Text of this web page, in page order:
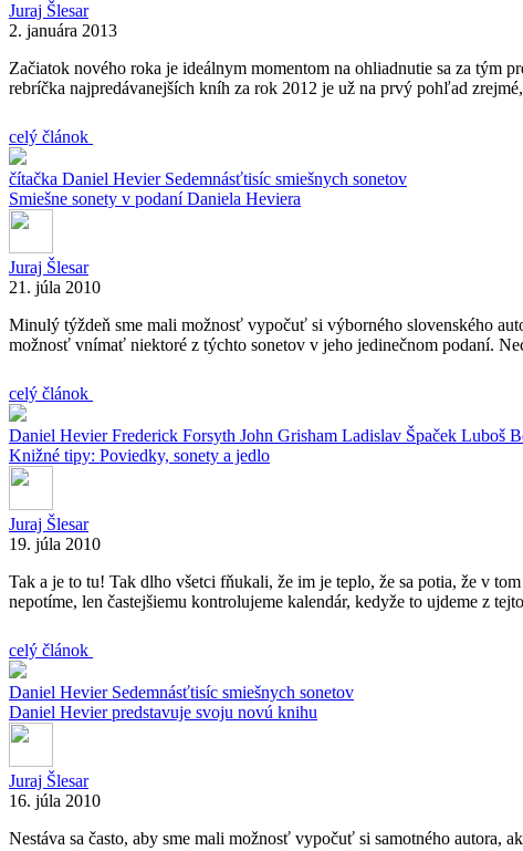
Juraj Šlesar
2. januára 2013
Začiatok nového roka je ideálnym momentom na ohliadnutie sa za tým
rebríčka najpredávanejších kníh za rok 2012 je už na prvý pohľad
celý článok
čítačka Daniel Hevier Sedemnásťtisíc smiešnych sonetov
Smiešne sonety v podaní Daniela Heviera
Juraj Šlesar
21. júla 2010
Minulý týždeň sme mali možnosť vypočuť si výborného slovenského
možnosť vnímať niektoré z týchto sonetov v jeho jedinečnom podaní.
celý článok
Daniel HevierFrederick Forsyth John Grisham Ladislav Špaček Luboš
Knižné tipy: Poviedky, sonety a jedlo
Juraj Šlesar
19. júla 2010
Tak a je to tu! Tak dlho všetci fňukali, že im je teplo, že sa potia, že v
nepotíme, len častejšiemu kontrolujeme kalendár, kedyže to ujdeme z
celý článok
Daniel Hevier Sedemnásťtisíc smiešnych sonetov
Daniel Hevier predstavuje svoju novú knihu
Juraj Šlesar
16. júla 2010
Nestáva sa často, aby sme mali možnosť vypočuť si samotného